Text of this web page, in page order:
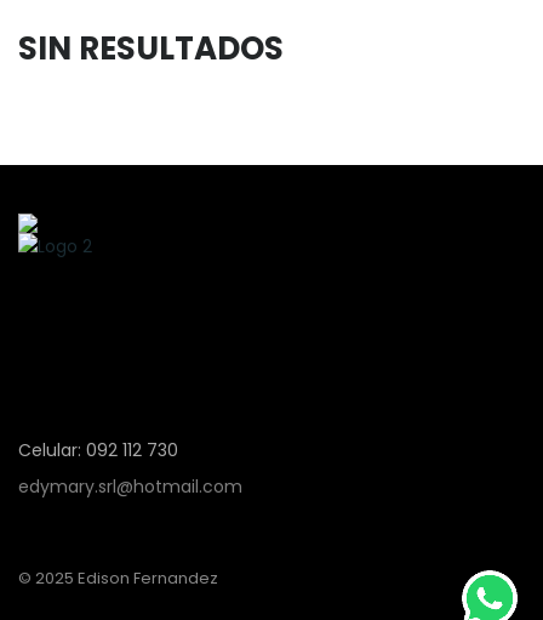
SIN RESULTADOS
Celular: 092 112 730
edymary.srl@hotmail.com
© 2025 Edison Fernandez